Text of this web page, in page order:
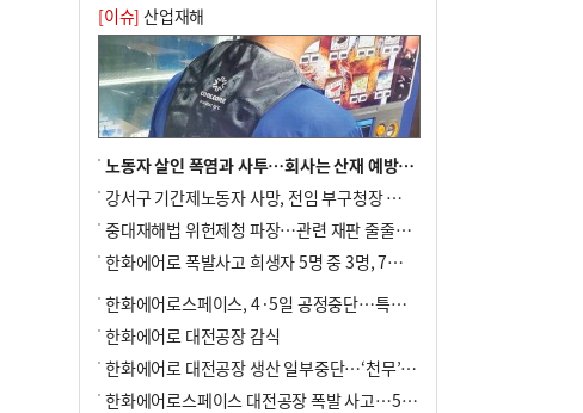
[이슈] 산업재해
노동자 살인 폭염과 사투…회사는 산재 예방·전기료 절감 전력
강서구 기간제노동자 사망, 전임 부구청장 檢 송치
중대재해법 위헌제청 파장…관련 재판 줄줄이 브레이크
한화에어로 폭발사고 희생자 5명 중 3명, 7일 영면
한화에어로스페이스, 4·5일 공정중단…특별 안전점검
한화에어로 대전공장 감식
한화에어로 대전공장 생산 일부중단…‘천무’ 수출 비상
한화에어로스페이스 대전공장 폭발 사고…5명 사망·2명 부상(종합)